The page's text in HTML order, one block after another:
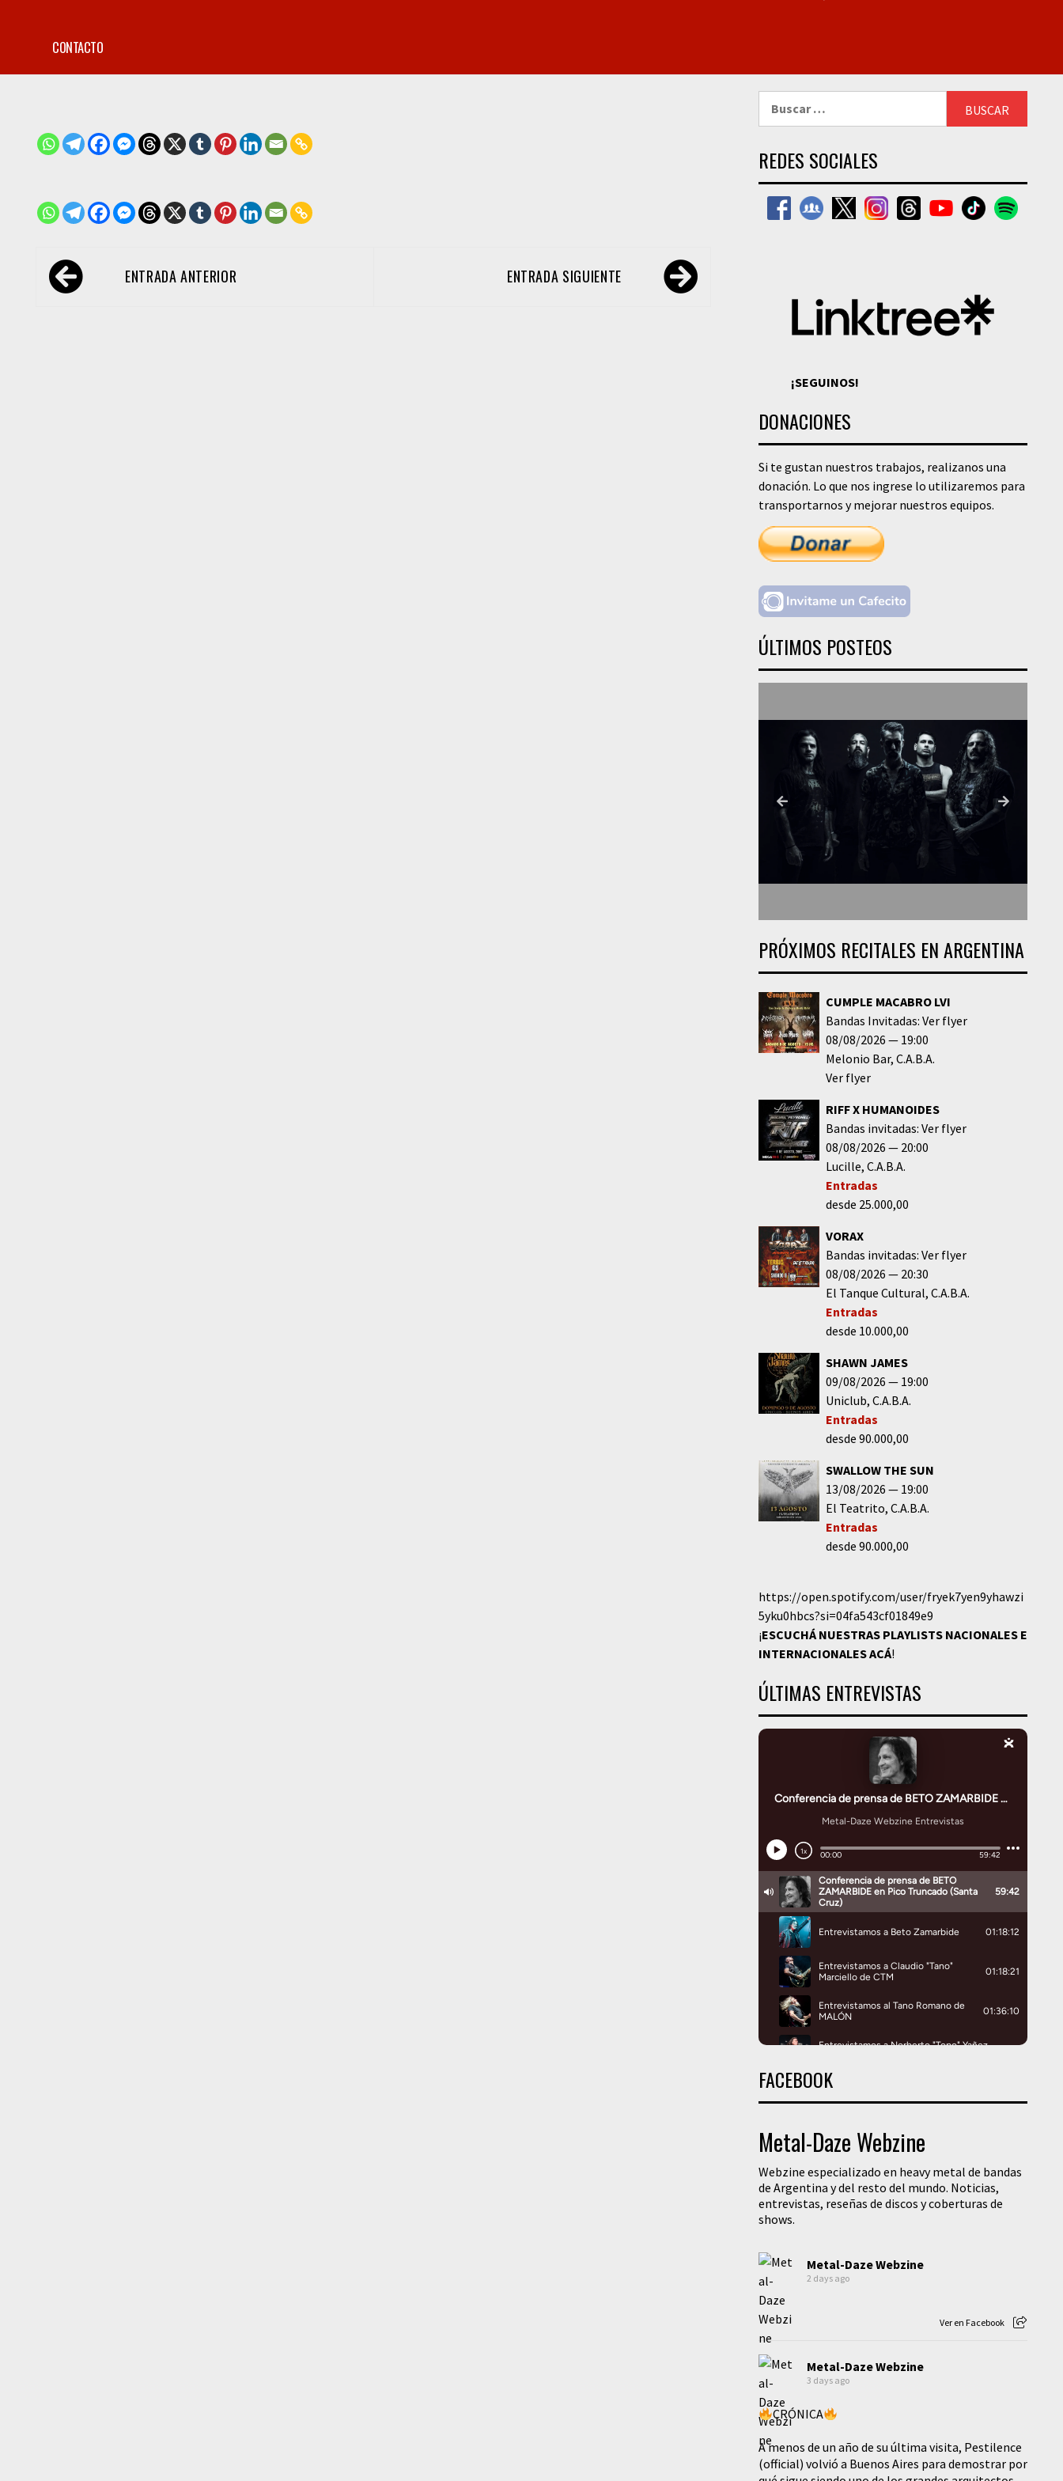
CONTACTO
Navegación
de ENTRADA ANTERIOR ENTRADA SIGUIENTE
REDES SOCIALES
¡SEGUINOS!
DONACIONES
Si te gustan nuestros trabajos, realizanos una
donación. Lo que nos ingrese lo utilizaremos para
transportarnos y mejorar nuestros equipos.
ÚLTIMOS POSTEOS
PRÓXIMOS RECITALES EN ARGENTINA
CUMPLE MACABRO LVI
Bandas Invitadas: Ver flyer
08/08/2026
19:00
Melonio Bar C.A.B.A.
Ver flyer
RIFF X HUMANOIDES
Bandas invitadas: Ver flyer
08/08/2026
20:00
Lucille C.A.B.A.
Entradas
desde 25.000,00
VORAX
Bandas invitadas: Ver flyer
08/08/2026
20:30
El Tanque Cultural C.A.B.A.
Entradas
desde 10.000,00
SHAWN JAMES
09/08/2026
19:00
Uniclub C.A.B.A.
Entradas
desde 90.000,00
SWALLOW THE SUN
13/08/2026
19:00
El Teatrito C.A.B.A.
Entradas
desde 90.000,00
https://open.spotify.com/user/fryek7yen9yhawzi
5yku0hbcs?si=04fa543cf01849e9
¡ESCUCHÁ NUESTRAS PLAYLISTS NACIONALES E
INTERNACIONALESACÁ!
ÚLTIMAS ENTREVISTAS
FACEBOOK
Metal-Daze Webzine
Webzine especializado en heavy metal de bandas
de Argentina y del resto del mundo. Noticias,
entrevistas, reseñas de discos y coberturas de
shows.
Metal-Daze Webzine
2 days ago
Ver en Facebook
Metal-Daze Webzine
3 days ago
CRÓNICA
A menos de un año de su última visita, Pestilence
(official) volvió a Buenos Aires para demostrar por